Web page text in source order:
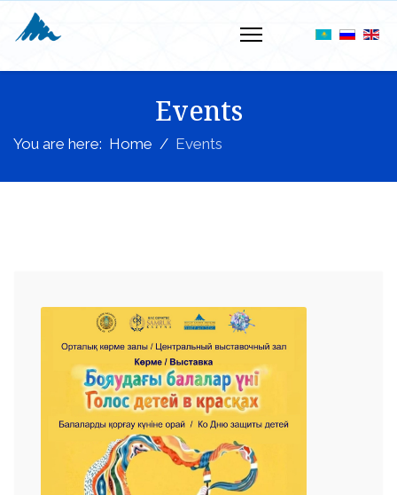
Events
You are here: Home Events